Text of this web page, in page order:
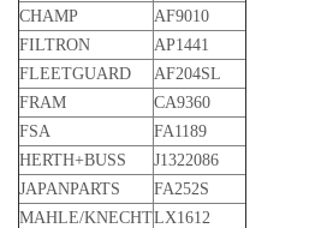
CHAMP
AF9010
FILTRON
AP1441
FLEETGUARD
AF204SL
FRAM
CA9360
FSA
FA1189
HERTH+BUSS
J1322086
JAPANPARTS
FA252S
MAHLE/KNECHTLX1612